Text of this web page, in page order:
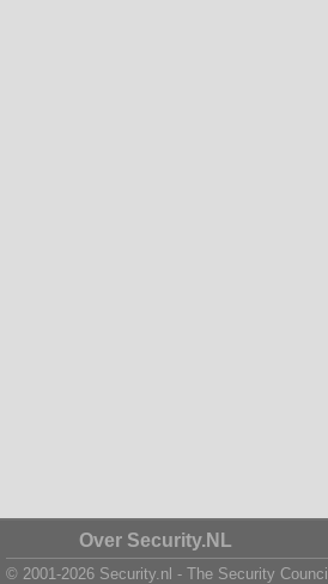
Over Security.NL
© 2001-2026 Security.nl - The Security Council